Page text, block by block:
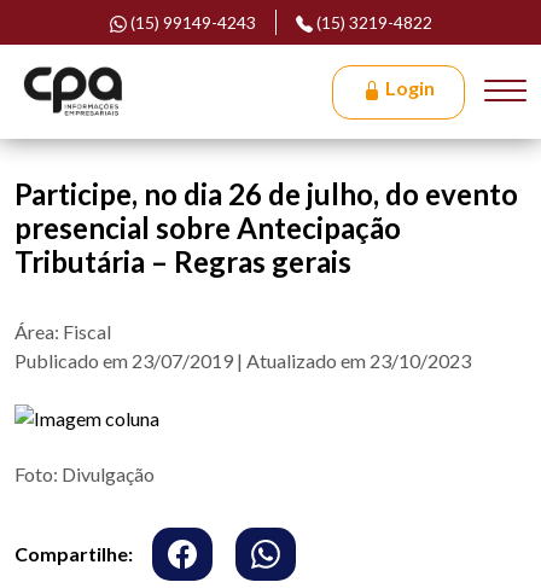
(15) 99149-4243 (15) 3219-4822
Login
Participe, no dia 26 de julho, do evento
presencial sobre Antecipação
Tributária – Regras gerais
Área: Fiscal
Publicado em 23/07/2019 | Atualizado em 23/10/2023
Foto: Divulgação
Compartilhe: